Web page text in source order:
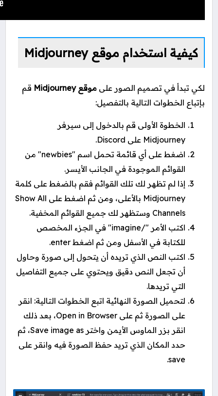
كيفية استخدام موقع Midjourney
لكي تبدأ في تصميم الصور علىموقع Midjourney
قم
بإتباع الخطوات التالية بالتفصيل:
الخطوة الأولى قم بالدخول إلى سيرفر
Midjourney على Discord.
اضغط على أي قائمة تحمل اسم "newbies" من
القوائم الموجودة في الجانب الأيسر.
إذا لم تظهر لك تلك القوائم فقم بالضغط على كلمة
Midjourney بالأعلى، ومن ثم اضغط على Show All
Channels وستظهر لك جميع القوائم المخفية.
اكتب الأمر "/imagine" في الجزء المخصص
للكتابة في الأسفل ومن ثم اضغط enter.
اكتب النص الذي تريده أن يتحول إلى صورة وحاول
أن تجعل النص دقيق ويحتوي على جميع التفاصيل
التي تريدها.
لتحميل الصورة النهائية اتبع الخطوات التالية: انقر
على الصورة ثم على Open in Browser، بعد ذلك
انقر بزر الماوس الأيمن واختر Save image as، ثم
حدد المكان الذي تريد حفظ الصورة فيه وانقر على
save.